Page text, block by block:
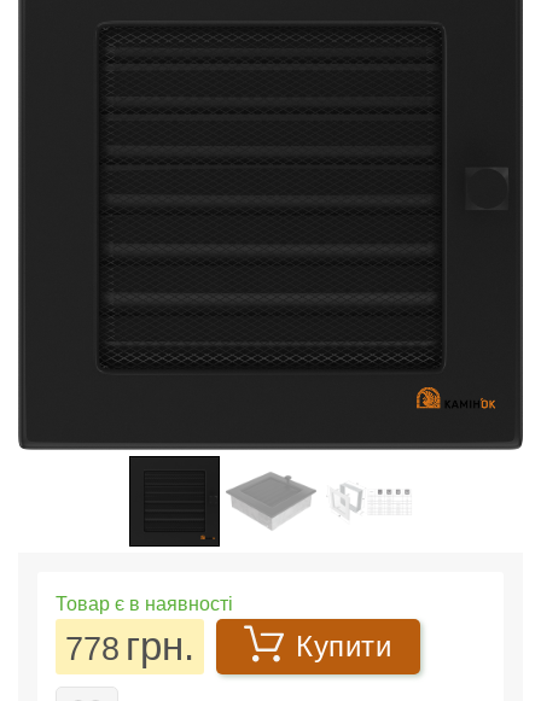
Товар є в наявності
778 грн. Купити